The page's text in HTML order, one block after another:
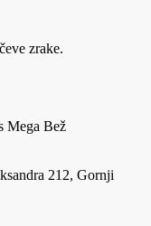
zrake.
Mega Bež
212, Gornji